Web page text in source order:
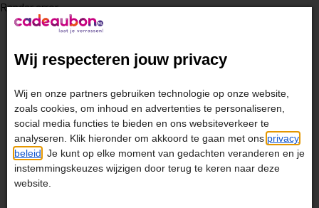
Render error
Wij respecteren jouw privacy
Wij en onze partners gebruiken technologie op onze website,
zoals cookies, om inhoud en advertenties te personaliseren,
social media functies te bieden en ons websiteverkeer te
analyseren. Klik hieronder om akkoord te gaan met ons privacy
beleid . Je kunt op elke moment van gedachten veranderen en je
instemmingskeuzes wijzigen door terug te keren naar deze
website.